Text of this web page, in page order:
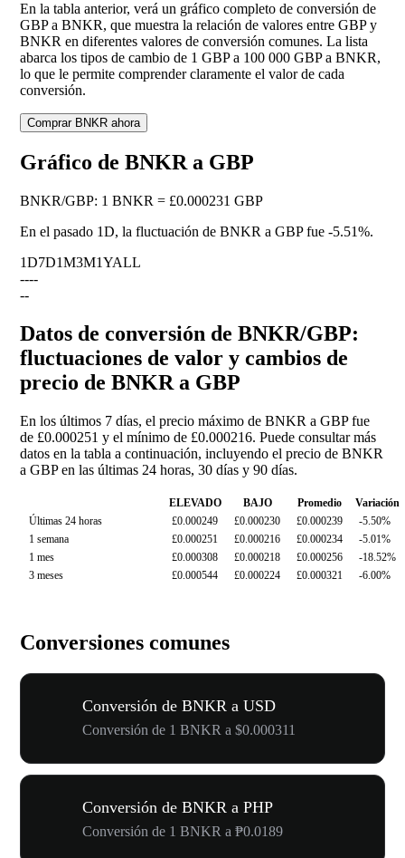
En la tabla anterior, verá un gráfico completo de conversión de
GBP a BNKR, que muestra la relación de valores entre GBP y
BNKR en diferentes valores de conversión comunes. La lista
abarca los tipos de cambio de 1 GBP a 100 000 GBP a BNKR,
lo que le permite comprender claramente el valor de cada
conversión.
Comprar BNKR ahora
Gráfico de BNKR a GBP
BNKR/GBP: 1 BNKR = £0.000231 GBP
En el pasado 1D, la fluctuación de BNKR a GBP fue -5.51%.
1D7D1M3M1YALL
----
--
Datos de conversión de BNKR/GBP:
fluctuaciones de valor y cambios de
precio de BNKR a GBP
En los últimos 7 días, el precio máximo de BNKR a GBP fue
de £0.000251 y el mínimo de £0.000216. Puede consultar más
datos en la tabla a continuación, incluyendo el precio de BNKR
a GBP en las últimas 24 horas, 30 días y 90 días.
ELEVADO BAJO Promedio
Variación
Últimas 24 horas
£0.000249 £0.000230 £0.000239
-5.50%
1 semana
£0.000251 £0.000216 £0.000234
-5.01%
1 mes
£0.000308 £0.000218 £0.000256
-18.52%
3 meses
£0.000544 £0.000224 £0.000321 -6.00%
Conversiones comunes
Conversión de BNKR a USD
Conversión de 1 BNKR a $0.000311
Conversión de BNKR a PHP
Conversión de 1 BNKR a ₱0.0189